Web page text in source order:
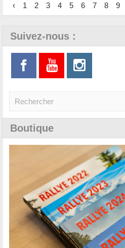
‹ 1 2 3 4 5 6 7 8 9
Suivez-nous :
Boutique